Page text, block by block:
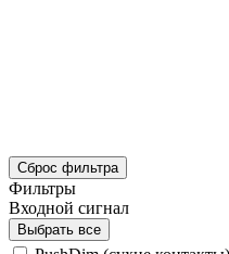
Сброс фильтра
Фильтры
Входной сигнал
Выбрать все